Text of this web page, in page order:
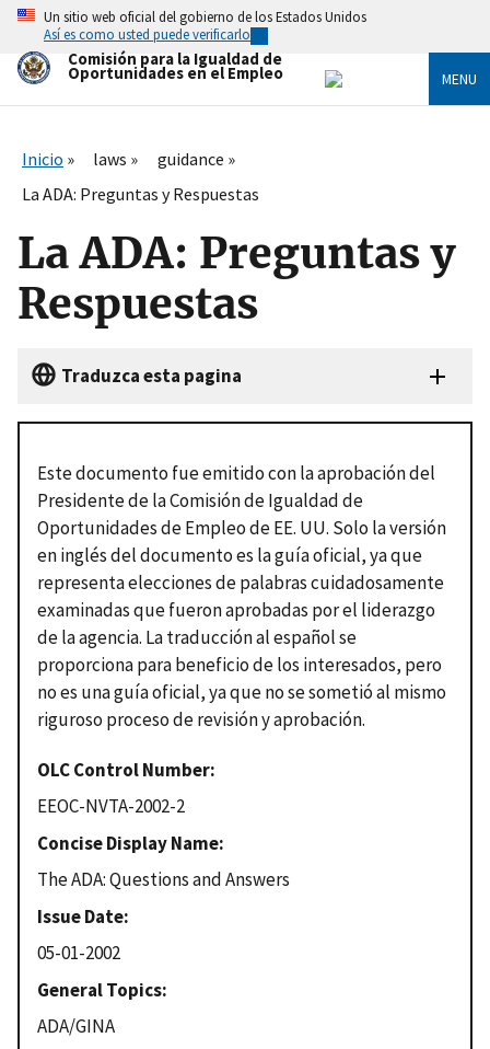
Skip
main
content
Un sitio web oficial del gobierno de los Estados Unidos
Así es como usted puede verificarlo
Comisión para la Igualdad de
Oportunidades en el Empleo MENU
Inicio laws
guidance
La ADA: Preguntas y Respuestas
La ADA: Preguntas y
Respuestas
Traduzca esta pagina
Este documento fue emitido con la aprobación del
Presidente de la Comisión de Igualdad de
Oportunidades de Empleo de EE. UU. Solo la versión
en inglés del documento es la guía oficial, ya que
representa elecciones de palabras cuidadosamente
examinadas que fueron aprobadas por el liderazgo
de la agencia. La traducción al español se
proporciona para beneficio de los interesados, pero
no es una guía oficial, ya que no se sometió al mismo
riguroso proceso de revisión y aprobación.
OLC Control Number
EEOC-NVTA-2002-2
Concise Display Name
The ADA: Questions and Answers
Issue Date
05-01-2002
General Topics
ADA/GINA